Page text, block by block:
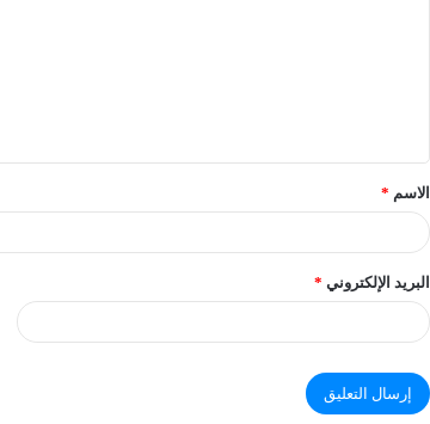
الاسم *
البريد الإلكتروني *